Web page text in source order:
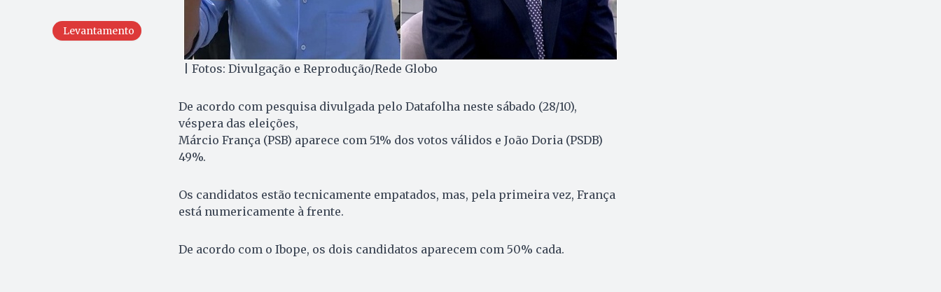
Levantamento
| Fotos: Divulgação e Reprodução/Rede Globo
De acordo com pesquisa divulgada pelo Datafolha neste sábado (28/10),
véspera das eleições,
Márcio França (PSB) aparece com 51% dos votos válidos e João Doria (PSDB)
49%.
Os candidatos estão tecnicamente empatados, mas, pela primeira vez, França
está numericamente à frente.
De acordo com o Ibope, os dois candidatos aparecem com 50% cada.